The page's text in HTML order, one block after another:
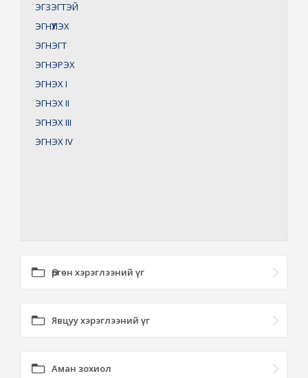
ЭГЗЭГТЭЙ
ЭГНҮҮЛЭХ
ЭГНЭГТ
ЭГНЭРЭХ
ЭГНЭХI
ЭГНЭХII
ЭГНЭХIII
ЭГНЭХIV
Өргөн хэрэглээний үг
Явцуу хэрэглээний үг
Аман зохиол